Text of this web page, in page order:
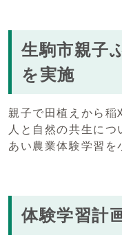
生駒市親子
を実施
親子で田植えから稲
人と自然の共生に
あい農業体験学習を
体験学習計